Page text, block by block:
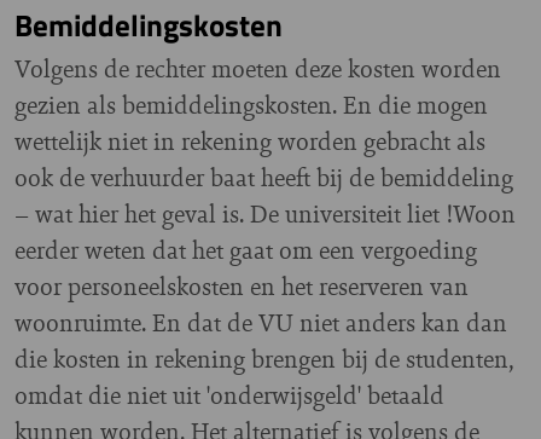
Bemiddelingskosten
Volgens de rechter moeten deze kosten worden
gezien als bemiddelingskosten. En die mogen
wettelijk niet in rekening worden gebracht als
ook de verhuurder baat heeft bij de bemiddeling
– wat hier het geval is. De universiteit liet !Woon
eerder weten dat het gaat om een vergoeding
voor personeelskosten en het reserveren van
woonruimte. En dat de VU niet anders kan dan
die kosten in rekening brengen bij de studenten,
omdat die niet uit 'onderwijsgeld' betaald
kunnen worden. Het alternatief is volgens de